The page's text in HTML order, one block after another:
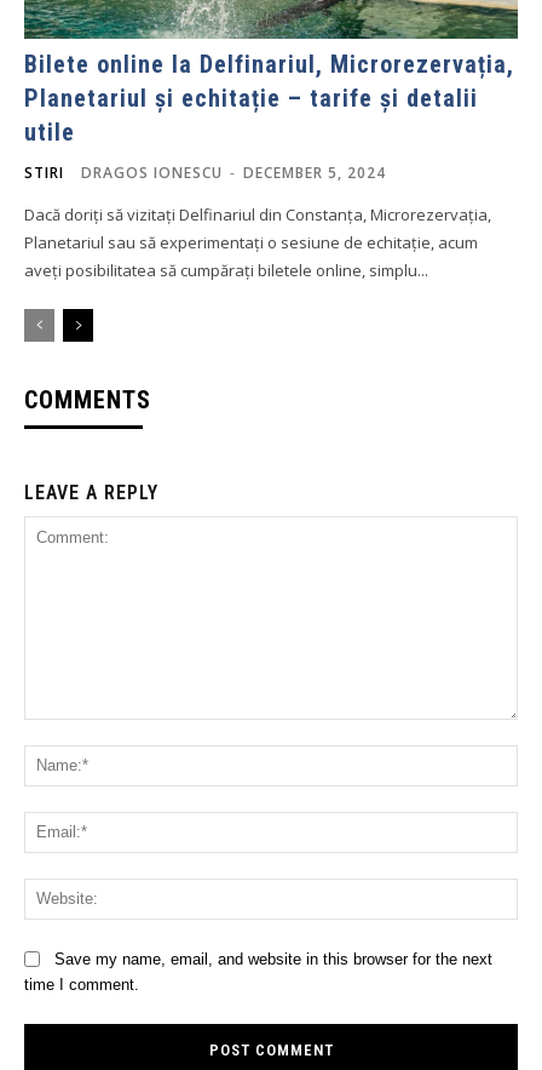
Bilete online la Delfinariul, Microrezervația,
Planetariul și echitație – tarife și detalii
utile
STIRI DRAGOS IONESCU - DECEMBER 5, 2024
Dacă doriți să vizitați Delfinariul din Constanța, Microrezervația,
Planetariul sau să experimentați o sesiune de echitație, acum
aveți posibilitatea să cumpărați biletele online, simplu...
COMMENTS
LEAVE A REPLY
Save my name, email, and website in this browser for the next
time I comment.